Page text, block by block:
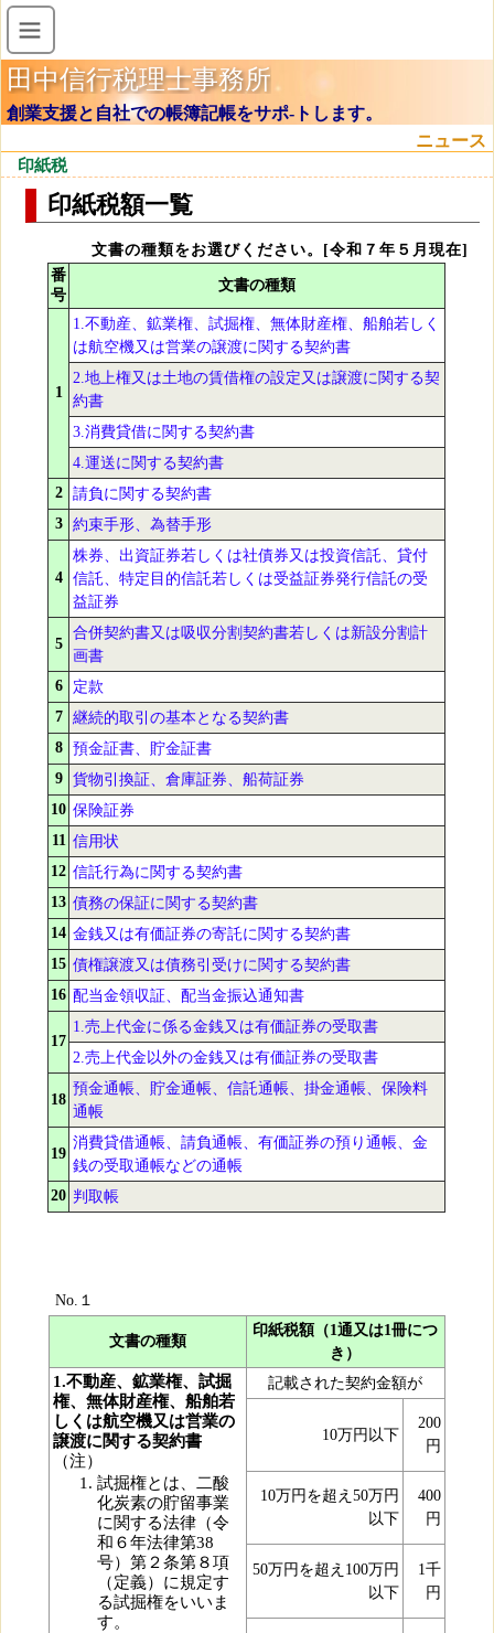
田中信行税理士事務所
創業支援と自社での帳簿記帳をサポ-トします。
ニュース
印紙税
印紙税額一覧
文書の種類をお選びください。[令和７年５月現在]
番
号
文書の種類
1
1.不動産、鉱業権、試掘権、無体財産権、船舶若しく
は航空機又は営業の譲渡に関する契約書
2.地上権又は土地の賃借権の設定又は譲渡に関する契
約書
3.消費貸借に関する契約書
4.運送に関する契約書
2
請負に関する契約書
3
約束手形、為替手形
4
株券、出資証券若しくは社債券又は投資信託、貸付
信託、特定目的信託若しくは受益証券発行信託の受
益証券
5
合併契約書又は吸収分割契約書若しくは新設分割計
画書
6
定款
7
継続的取引の基本となる契約書
8
預金証書、貯金証書
9
貨物引換証、倉庫証券、船荷証券
10 保険証券
11 信用状
12 信託行為に関する契約書
13 債務の保証に関する契約書
14 金銭又は有価証券の寄託に関する契約書
15 債権譲渡又は債務引受けに関する契約書
16 配当金領収証、配当金振込通知書
17
1.売上代金に係る金銭又は有価証券の受取書
2.売上代金以外の金銭又は有価証券の受取書
18
預金通帳、貯金通帳、信託通帳、掛金通帳、保険料
通帳
19
消費貸借通帳、請負通帳、有価証券の預り通帳、金
銭の受取通帳などの通帳
20 判取帳
No.１
文書の種類
印紙税額（1通又は1冊につ
き）
1.不動産、鉱業権、試掘
権、無体財産権、船舶若
しくは航空機又は営業の
譲渡に関する契約書
（注）
試掘権とは、二酸
化炭素の貯留事業
に関する法律（令
和６年法律第38
号）第２条第８項
（定義）に規定す
る試掘権をいいま
す。
記載された契約金額が
10万円以下
200
円
10万円を超え50万円
以下
400
円
50万円を超え100万円
以下
1千
円